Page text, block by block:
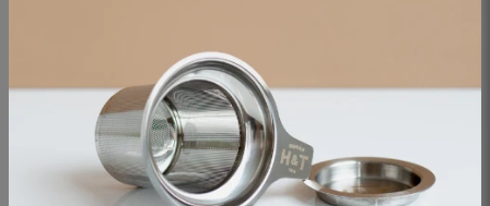
Envie de changement?